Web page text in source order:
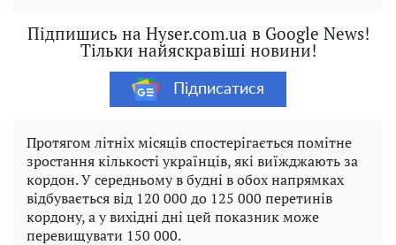
Підпишись на Hyser.com.ua в Google News!
Тільки найяскравіші новини!
Підписатися
Протягом літніх місяців спостерігається помітне
зростання кількості українців, які виїжджають за
кордон. У середньому в будні в обох напрямках
відбувається від 120 000 до 125 000 перетинів
кордону, а у вихідні дні цей показник може
перевищувати 150 000.